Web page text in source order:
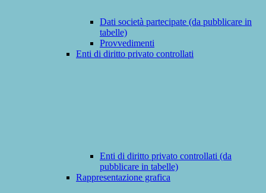
Dati società partecipate (da pubblicare in
tabelle)
Provvedimenti
Enti di diritto privato controllati
Enti di diritto privato controllati (da
pubblicare in tabelle)
Rappresentazione grafica